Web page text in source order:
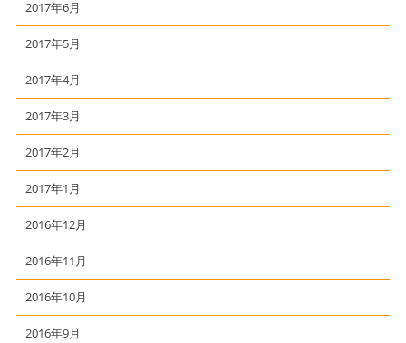
2017年6月
2017年5月
2017年4月
2017年3月
2017年2月
2017年1月
2016年12月
2016年11月
2016年10月
2016年9月